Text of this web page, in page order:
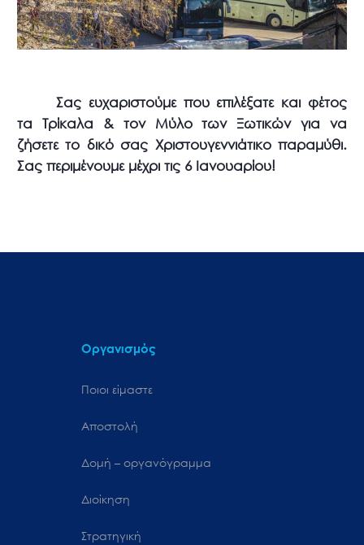
Σας ευχαριστούμε που επιλέξατε και φέτος
τα Τρίκαλα & τον Μύλο των Ξωτικών για να
ζήσετε το δικό σας Χριστουγεννιάτικο παραμύθι.
Σας περιμένουμε μέχρι τις 6 Ιανουαρίου!
Οργανισμός
Ποιοι είμαστε
Αποστολή
Δομή – οργανόγραμμα
Διοίκηση
Στρατηγική